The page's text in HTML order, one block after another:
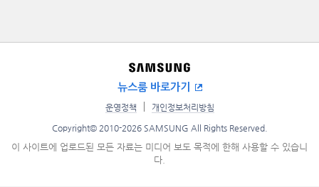
뉴스룸 바로가기
운영정책 개인정보처리방침
Copyright© 2010-2026 SAMSUNG All Rights Reserved.
이 사이트에 업로드된 모든 자료는 미디어 보도 목적에 한해 사용할 수 있습니
다.